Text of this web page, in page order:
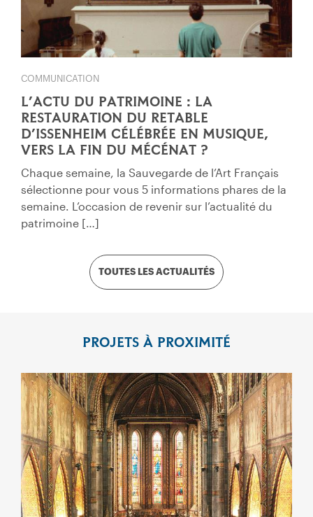
TOUTES LES ACTUALITÉS
COMMUNICATION
L’ACTU DU PATRIMOINE : LA
RESTAURATION DU RETABLE
D’ISSENHEIM CÉLÉBRÉE EN MUSIQUE,
VERS LA FIN DU MÉCÉNAT ?
Chaque semaine, la Sauvegarde de l’Art Français
sélectionne pour vous 5 informations phares de la
semaine. L’occasion de revenir sur l’actualité du
patrimoine […]
PROJETS À PROXIMITÉ